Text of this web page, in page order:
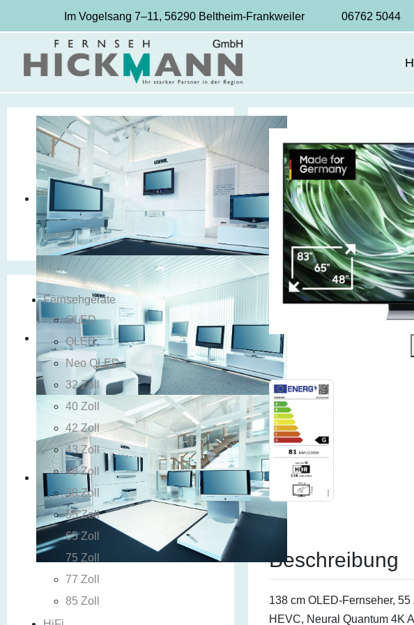
Im Vogelsang 7–11, 56290 Beltheim-Frankweiler 06762 5044
Fernsehgeräte
OLED
QLED
Neo QLED
32 Zoll
40 Zoll
42 Zoll
43 Zoll
48 Zoll
50 Zoll
55 Zoll
65 Zoll
75 Zoll
77 Zoll
85 Zoll
Beschreibung
138 cm OLED-Fernseher,
HEVC, Neural Quantum 4K